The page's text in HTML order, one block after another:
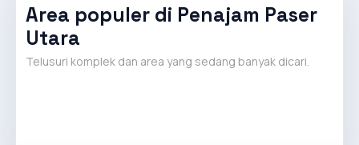
Area populer di Penajam Paser
Utara
Telusuri komplek dan area yang sedang banyak dicari.